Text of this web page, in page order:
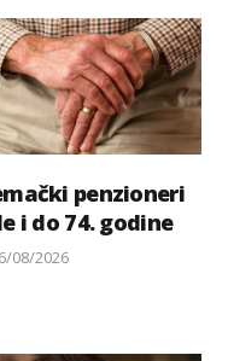
penzioneri
i do 74. godine
08/2026